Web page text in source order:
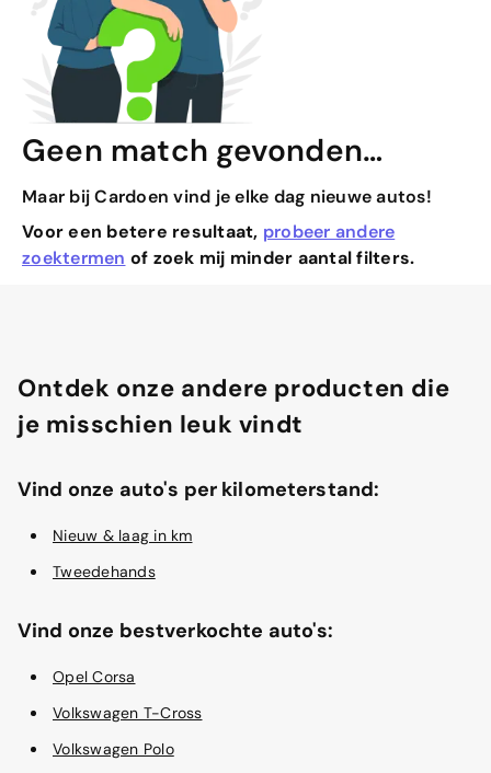
Geen match gevonden…
Maar bij Cardoen vind je elke dag nieuwe autos!
Voor een betere resultaat, probeer andere
zoektermen of zoek mij minder aantal filters.
Ontdek onze andere producten die
je misschien leuk vindt
Vind onze auto's per kilometerstand:
Nieuw & laag in km
Tweedehands
Vind onze bestverkochte auto's:
Opel Corsa
Volkswagen T-Cross
Volkswagen Polo